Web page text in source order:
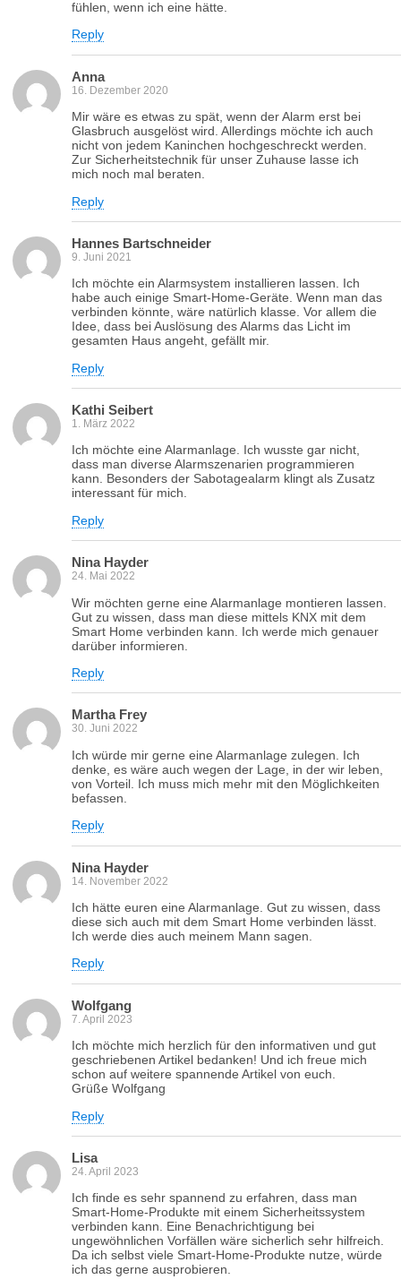
fühlen, wenn ich eine hätte.
Reply
Anna
16. Dezember 2020
Mir wäre es etwas zu spät, wenn der Alarm erst bei
Glasbruch ausgelöst wird. Allerdings möchte ich auch
nicht von jedem Kaninchen hochgeschreckt werden.
Zur Sicherheitstechnik für unser Zuhause lasse ich
mich noch mal beraten.
Reply
Hannes Bartschneider
9. Juni 2021
Ich möchte ein Alarmsystem installieren lassen. Ich
habe auch einige Smart-Home-Geräte. Wenn man das
verbinden könnte, wäre natürlich klasse. Vor allem die
Idee, dass bei Auslösung des Alarms das Licht im
gesamten Haus angeht, gefällt mir.
Reply
Kathi Seibert
1. März 2022
Ich möchte eine Alarmanlage. Ich wusste gar nicht,
dass man diverse Alarmszenarien programmieren
kann. Besonders der Sabotagealarm klingt als Zusatz
interessant für mich.
Reply
Nina Hayder
24. Mai 2022
Wir möchten gerne eine Alarmanlage montieren lassen.
Gut zu wissen, dass man diese mittels KNX mit dem
Smart Home verbinden kann. Ich werde mich genauer
darüber informieren.
Reply
Martha Frey
30. Juni 2022
Ich würde mir gerne eine Alarmanlage zulegen. Ich
denke, es wäre auch wegen der Lage, in der wir leben,
von Vorteil. Ich muss mich mehr mit den Möglichkeiten
befassen.
Reply
Nina Hayder
14. November 2022
Ich hätte euren eine Alarmanlage. Gut zu wissen, dass
diese sich auch mit dem Smart Home verbinden lässt.
Ich werde dies auch meinem Mann sagen.
Reply
Wolfgang
7. April 2023
Ich möchte mich herzlich für den informativen und gut
geschriebenen Artikel bedanken! Und ich freue mich
schon auf weitere spannende Artikel von euch.
Grüße Wolfgang
Reply
Lisa
24. April 2023
Ich finde es sehr spannend zu erfahren, dass man
Smart-Home-Produkte mit einem Sicherheitssystem
verbinden kann. Eine Benachrichtigung bei
ungewöhnlichen Vorfällen wäre sicherlich sehr hilfreich.
Da ich selbst viele Smart-Home-Produkte nutze, würde
ich das gerne ausprobieren.